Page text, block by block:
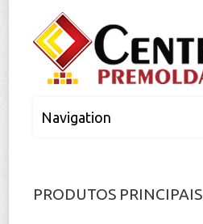
Navigation
A Empresa
PRODUTOS PRINCIPAIS